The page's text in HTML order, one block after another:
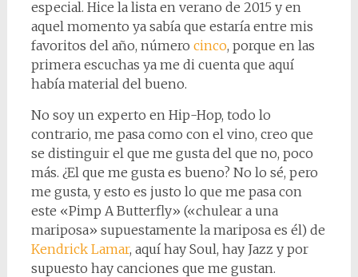
especial. Hice la lista en verano de 2015 y en
aquel momento ya sabía que estaría entre mis
favoritos del año, número cinco, porque en las
primera escuchas ya me di cuenta que aquí
había material del bueno.
No soy un experto en Hip-Hop, todo lo
contrario, me pasa como con el vino, creo que
se distinguir el que me gusta del que no, poco
más. ¿El que me gusta es bueno? No lo sé, pero
me gusta, y esto es justo lo que me pasa con
este «Pimp A Butterfly» («chulear a una
mariposa» supuestamente la mariposa es él) de
Kendrick Lamar, aquí hay Soul, hay Jazz y por
supuesto hay canciones que me gustan.